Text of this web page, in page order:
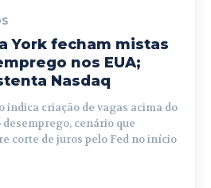
York fecham mistas
nos EUA;
Nasdaq
indica criação de vagas acima do
cenário que
corte de juros pelo Fed no início